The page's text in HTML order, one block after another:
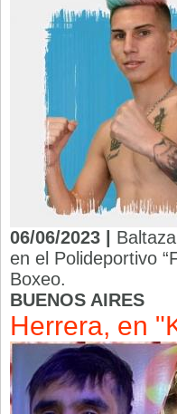
06/06/2023 |
en el Polideportivo
Boxeo.
BUENOS AIRES
Herrera, en